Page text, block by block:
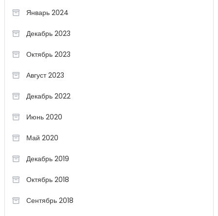
Январь 2024
Декабрь 2023
Октябрь 2023
Август 2023
Декабрь 2022
Июнь 2020
Май 2020
Декабрь 2019
Октябрь 2018
Сентябрь 2018